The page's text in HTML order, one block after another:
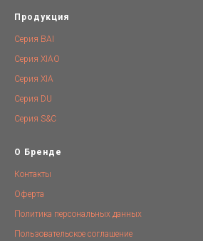
Продукция
Серия BAI
Серия XIAO
Серия XIA
Серия DU
Серия S&C
О Бренде
Контакты
Оферта
Политика персональных данных
Пользовательское соглашение